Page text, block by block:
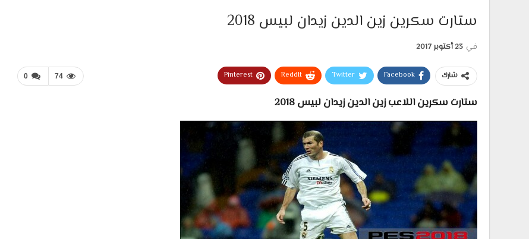
ستارت سكرين زين الدين زيدان لبيس 2018
في 23 أكتوبر 2017
0 74 شارك Facebook
Twitter
ReddIt
Pinterest
ستارت سكرين اللاعب زين الدين زيدان لبيس 2018